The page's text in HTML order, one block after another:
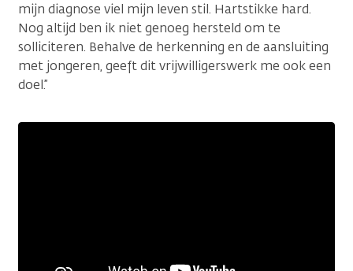
mijn diagnose viel mijn leven stil. Hartstikke hard.
Nog altijd ben ik niet genoeg hersteld om te
solliciteren. Behalve de herkenning en de aansluiting
met jongeren, geeft dit vrijwilligerswerk me ook een
doel.”